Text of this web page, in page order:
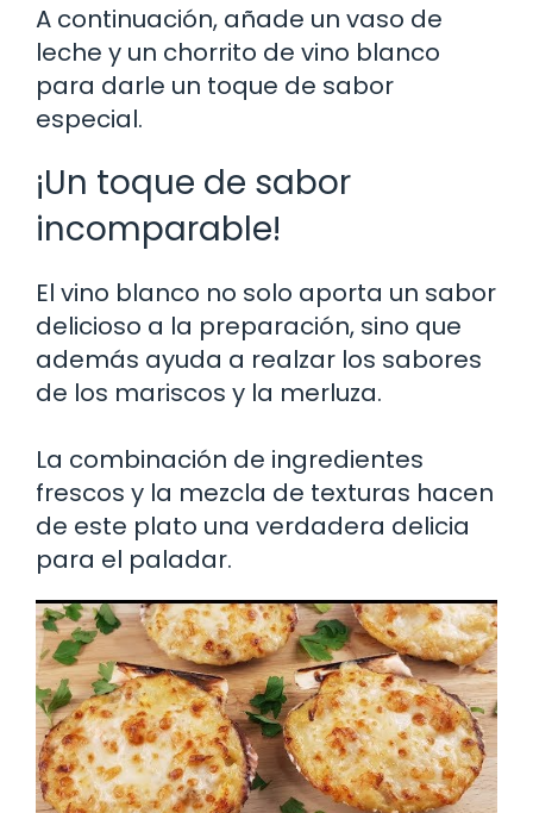
A continuación, añade un vaso de
leche y un chorrito de vino blanco
para darle un toque de sabor
especial.
¡Un toque de sabor
incomparable!
El vino blanco no solo aporta un sabor
delicioso a la preparación, sino que
además ayuda a realzar los sabores
de los mariscos y la merluza.
La combinación de ingredientes
frescos y la mezcla de texturas hacen
de este plato una verdadera delicia
para el paladar.